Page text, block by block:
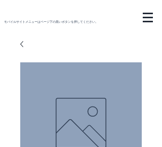
モバイルサイトメニューはページ下の黒いボタンを押してください。